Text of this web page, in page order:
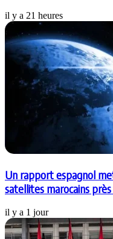
il y a 21 heures
Un rapport espagnol
satellites marocains
il y a 1 jour